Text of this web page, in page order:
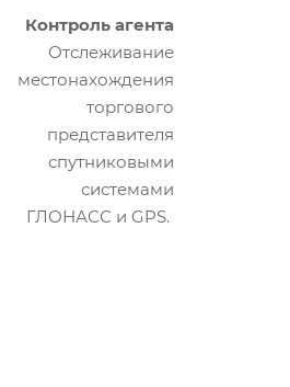
Контроль агента
Отслеживание
местонахождения
торгового
представителя
спутниковыми
системами
ГЛОНАСС и GPS.